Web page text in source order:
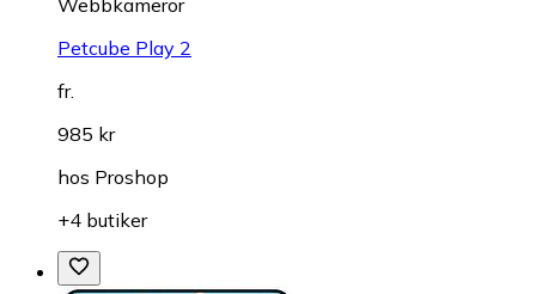
Webbkameror
Petcube Play 2
fr.
985 kr
hos Proshop
+4 butiker